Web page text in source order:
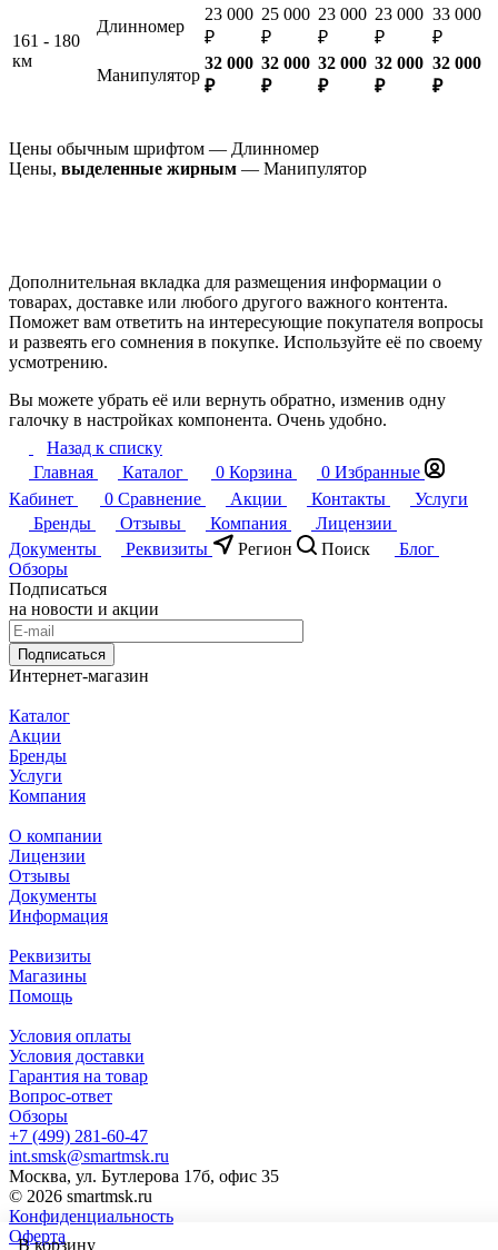
В корзину
161 - 180
км
Длинномер
23 000
₽
25 000
₽
23 000
₽
23 000
₽
33 000
₽
Манипулятор
32 000
₽
32 000
₽
32 000
₽
32 000
₽
32 000
₽
Цены обычным шрифтом — Длинномер
Цены, выделенные жирным — Манипулятор
Дополнительная вкладка для размещения информации о
товарах, доставке или любого другого важного контента.
Поможет вам ответить на интересующие покупателя вопросы
и развеять его сомнения в покупке. Используйте её по своему
усмотрению.
Вы можете убрать её или вернуть обратно, изменив одну
галочку в настройках компонента. Очень удобно.
Назад к списку
Главная
Каталог 0 Корзина 0 Избранные
Кабинет
0 Сравнение Акции Контакты
Услуги
Бренды
Отзывы Компания
Лицензии
Документы
Реквизиты Регион Поиск
Блог
Обзоры
Подписаться
на новости и акции
Подписаться
Интернет-магазин
Каталог
Акции
Бренды
Услуги
Компания
О компании
Лицензии
Отзывы
Документы
Информация
Реквизиты
Магазины
Помощь
Условия оплаты
Условия доставки
Гарантия на товар
Вопрос-ответ
Обзоры
+7 (499) 281-60-47
int.smsk@smartmsk.ru
Москва, ул. Бутлерова 17б, офис 35
© 2026 smartmsk.ru
Конфиденциальность
Оферта